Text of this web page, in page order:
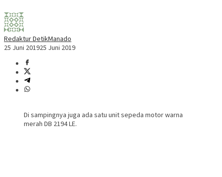
Redaktur DetikManado
25 Juni 201925 Juni 2019
Di sampingnya juga ada satu unit sepeda motor warna
merah DB 2194 LE.